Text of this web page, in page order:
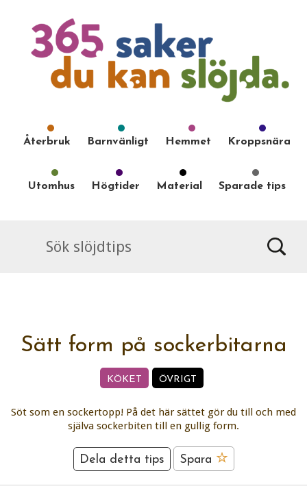
Återbruk Barnvänligt Hemmet Kroppsnära
Utomhus Högtider Material Sparade tips
Sätt form på sockerbitarna
KÖKET ÖVRIGT
Söt som en sockertopp! På det här sättet gör du till och med
själva sockerbiten till en gullig form.
Dela detta tips Spara